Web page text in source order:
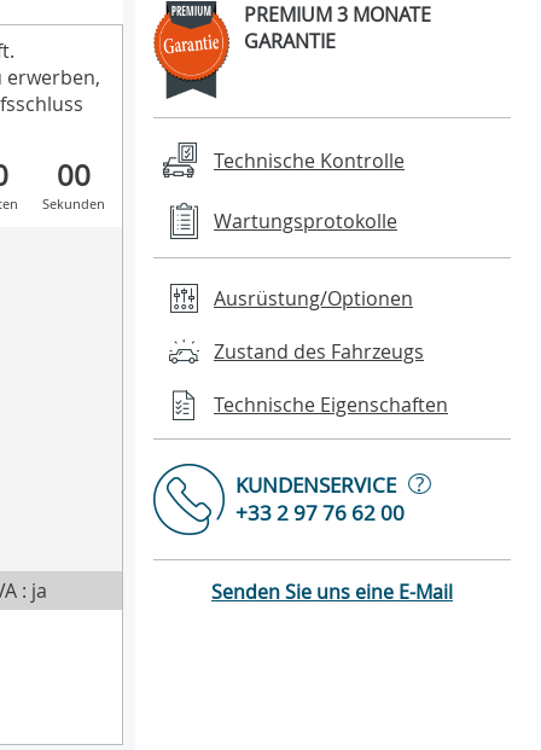
erwerben,
00
Sekunden
: ja
PREMIUM 3 MONATE
GARANTIE
Technische Kontrolle
Wartungsprotokolle
Ausrüstung/Optionen
Zustand des Fahrzeugs
Technische Eigenschaften
KUNDENSERVICE
?
+33 2 97 76 62 00
Senden Sie uns eine E-Mail